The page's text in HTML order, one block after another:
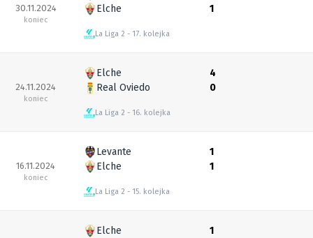
30.11.2024
koniec
Elche
La Liga 2 17. kolejka
1
24.11.2024
koniec
Elche
Real Oviedo
La Liga 2 16. kolejka
4
0
16.11.2024
koniec
Levante
Elche
La Liga 2 15. kolejka
1
1
Elche
1